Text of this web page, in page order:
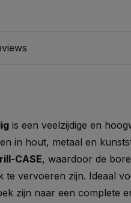
is een veelzijdige en
in hout, metaal en
CASE, waardoor de
te vervoeren zijn. Ideaal
zijn naar een complete